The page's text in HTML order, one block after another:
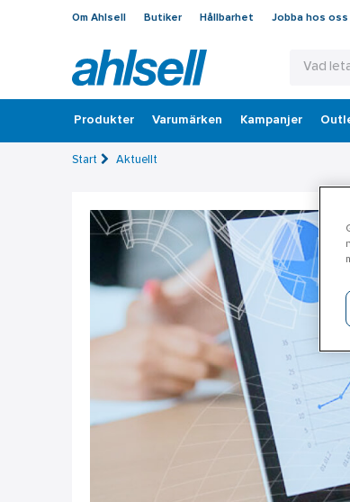
Om Ahlsell Butiker Hållbarhet Jobba hos oss
Produkter Varumärken Kampanjer
Start Aktuellt